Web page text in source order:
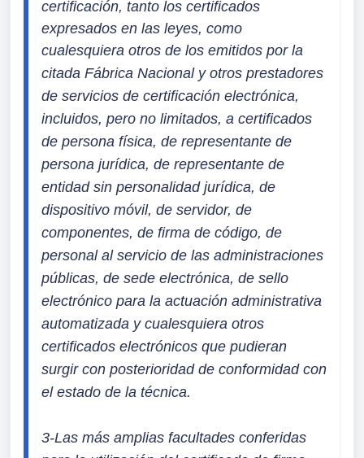
certificación, tanto los certificados
expresados en las leyes, como
cualesquiera otros de los emitidos por la
citada Fábrica Nacional y otros prestadores
de servicios de certificación electrónica,
incluidos, pero no limitados, a certificados
de persona física, de representante de
persona jurídica, de representante de
entidad sin personalidad jurídica, de
dispositivo móvil, de servidor, de
componentes, de firma de código, de
personal al servicio de las administraciones
públicas, de sede electrónica, de sello
electrónico para la actuación administrativa
automatizada y cualesquiera otros
certificados electrónicos que pudieran
surgir con posterioridad de conformidad con
el estado de la técnica.
3-Las más amplias facultades conferidas